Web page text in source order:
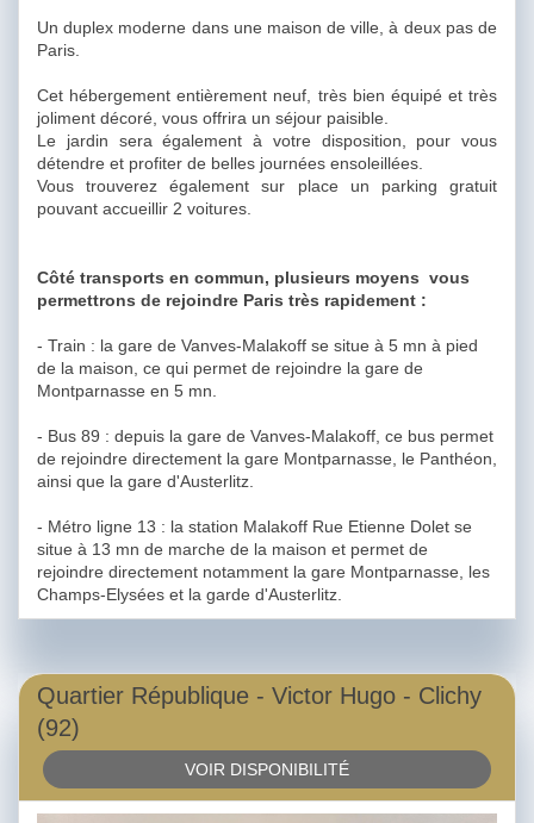
Un duplex moderne dans une maison de ville, à deux pas de
Paris.
Cet hébergement entièrement neuf, très bien équipé et très
joliment décoré, vous offrira un séjour paisible.
Le jardin sera également à votre disposition, pour vous
détendre et profiter de belles journées ensoleillées.
Vous trouverez également sur place un parking gratuit
pouvant accueillir 2 voitures.
Côté transports en commun, plusieurs moyens vous
permettrons de rejoindre Paris très rapidement :
- Train : la gare de Vanves-Malakoff se situe à 5 mn à pied
de la maison, ce qui permet de rejoindre la gare de
Montparnasse en 5 mn.
- Bus 89 : depuis la gare de Vanves-Malakoff, ce bus permet
de rejoindre directement la gare Montparnasse, le Panthéon,
ainsi que la gare d'Austerlitz.
- Métro ligne 13 : la station Malakoff Rue Etienne Dolet se
situe à 13 mn de marche de la maison et permet de
rejoindre directement notamment la gare Montparnasse, les
Champs-Elysées et la garde d'Austerlitz.
Quartier République - Victor Hugo - Clichy
(92)
VOIR DISPONIBILITÉ